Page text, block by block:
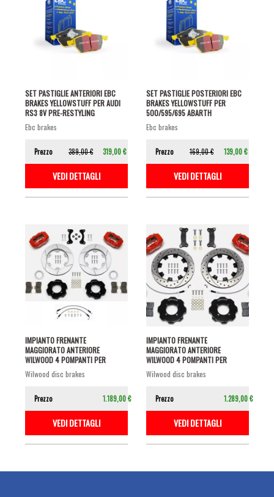
SET PASTIGLIE ANTERIORI EBC
BRAKES YELLOWSTUFF PER AUDI
RS3 8V PRE-RESTYLING
ebc brakes
Prezzo 389,00 € 319,00 €
VEDI DETTAGLI
SET PASTIGLIE POSTERIORI EBC
BRAKES YELLOWSTUFF PER
500/595/695 ABARTH
ebc brakes
Prezzo 169,00 € 139,00 €
VEDI DETTAGLI
IMPIANTO FRENANTE
MAGGIORATO ANTERIORE
WILWOOD 4 POMPANTI PER
MAZDA MX-5 NA/NB/NBFL
wilwood disc brakes
Prezzo 1.189,00 €
VEDI DETTAGLI
IMPIANTO FRENANTE
MAGGIORATO ANTERIORE
WILWOOD 4 POMPANTI PER
MAZDA MX-5 ND E 124...
wilwood disc brakes
Prezzo 1.289,00 €
VEDI DETTAGLI